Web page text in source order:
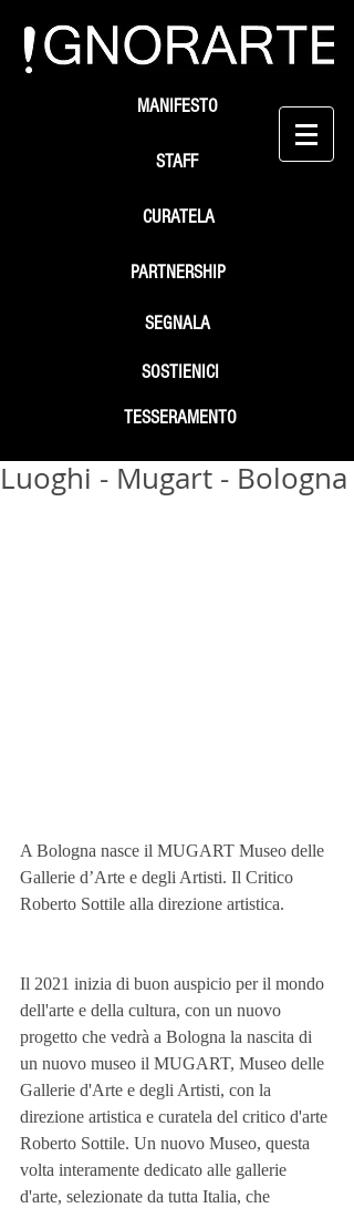
STAFF
SEGNALA
SOSTIENICI
MANIFESTO
PARTNERSHIP
TESSERAMENTO
CURATELA
Luoghi - Mugart - Bologna
A Bologna nasce il MUGART Museo delle
Gallerie d’Arte e degli Artisti. Il Critico
Roberto Sottile alla direzione artistica.
Il 2021 inizia di buon auspicio per il mondo
dell'arte e della cultura, con un nuovo
progetto che vedrà a Bologna la nascita di
un nuovo museo il MUGART, Museo delle
Gallerie d'Arte e degli Artisti, con la
direzione artistica e curatela del critico d'arte
Roberto Sottile. Un nuovo Museo, questa
volta interamente dedicato alle gallerie
d'arte, selezionate da tutta Italia, che